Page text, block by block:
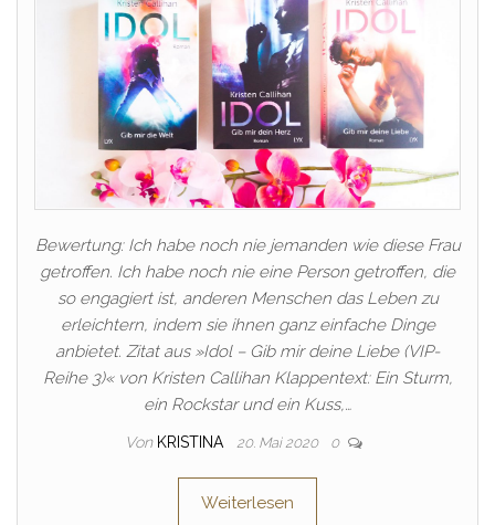
Bewertung: Ich habe noch nie jemanden wie diese Frau
getroffen. Ich habe noch nie eine Person getroffen, die
so engagiert ist, anderen Menschen das Leben zu
erleichtern, indem sie ihnen ganz einfache Dinge
anbietet. Zitat aus »Idol – Gib mir deine Liebe (VIP-
Reihe 3)« von Kristen Callihan Klappentext: Ein Sturm,
ein Rockstar und ein Kuss,…
Von KRISTINA 20. Mai 2020 0
Weiterlesen